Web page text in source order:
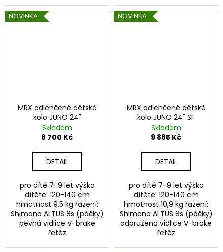
NOVINKA
MRX odlehčené dětské
kolo JUNO 24"
Skladem
8 700 Kč
DETAIL
pro dítě 7-9 let výška
dítěte: 120-140 cm
hmotnost 9,5 kg řazení:
Shimano ALTUS 8s (páčky)
pevná vidlice V-brake
řetěz
NOVINKA
MRX odlehčené dětské
kolo JUNO 24" SF
Skladem
9 885 Kč
DETAIL
pro dítě 7-9 let výška
dítěte: 120-140 cm
hmotnost 10,9 kg řazení:
Shimano ALTUS 8s (páčky)
odpružená vidlice V-brake
řetěz
e